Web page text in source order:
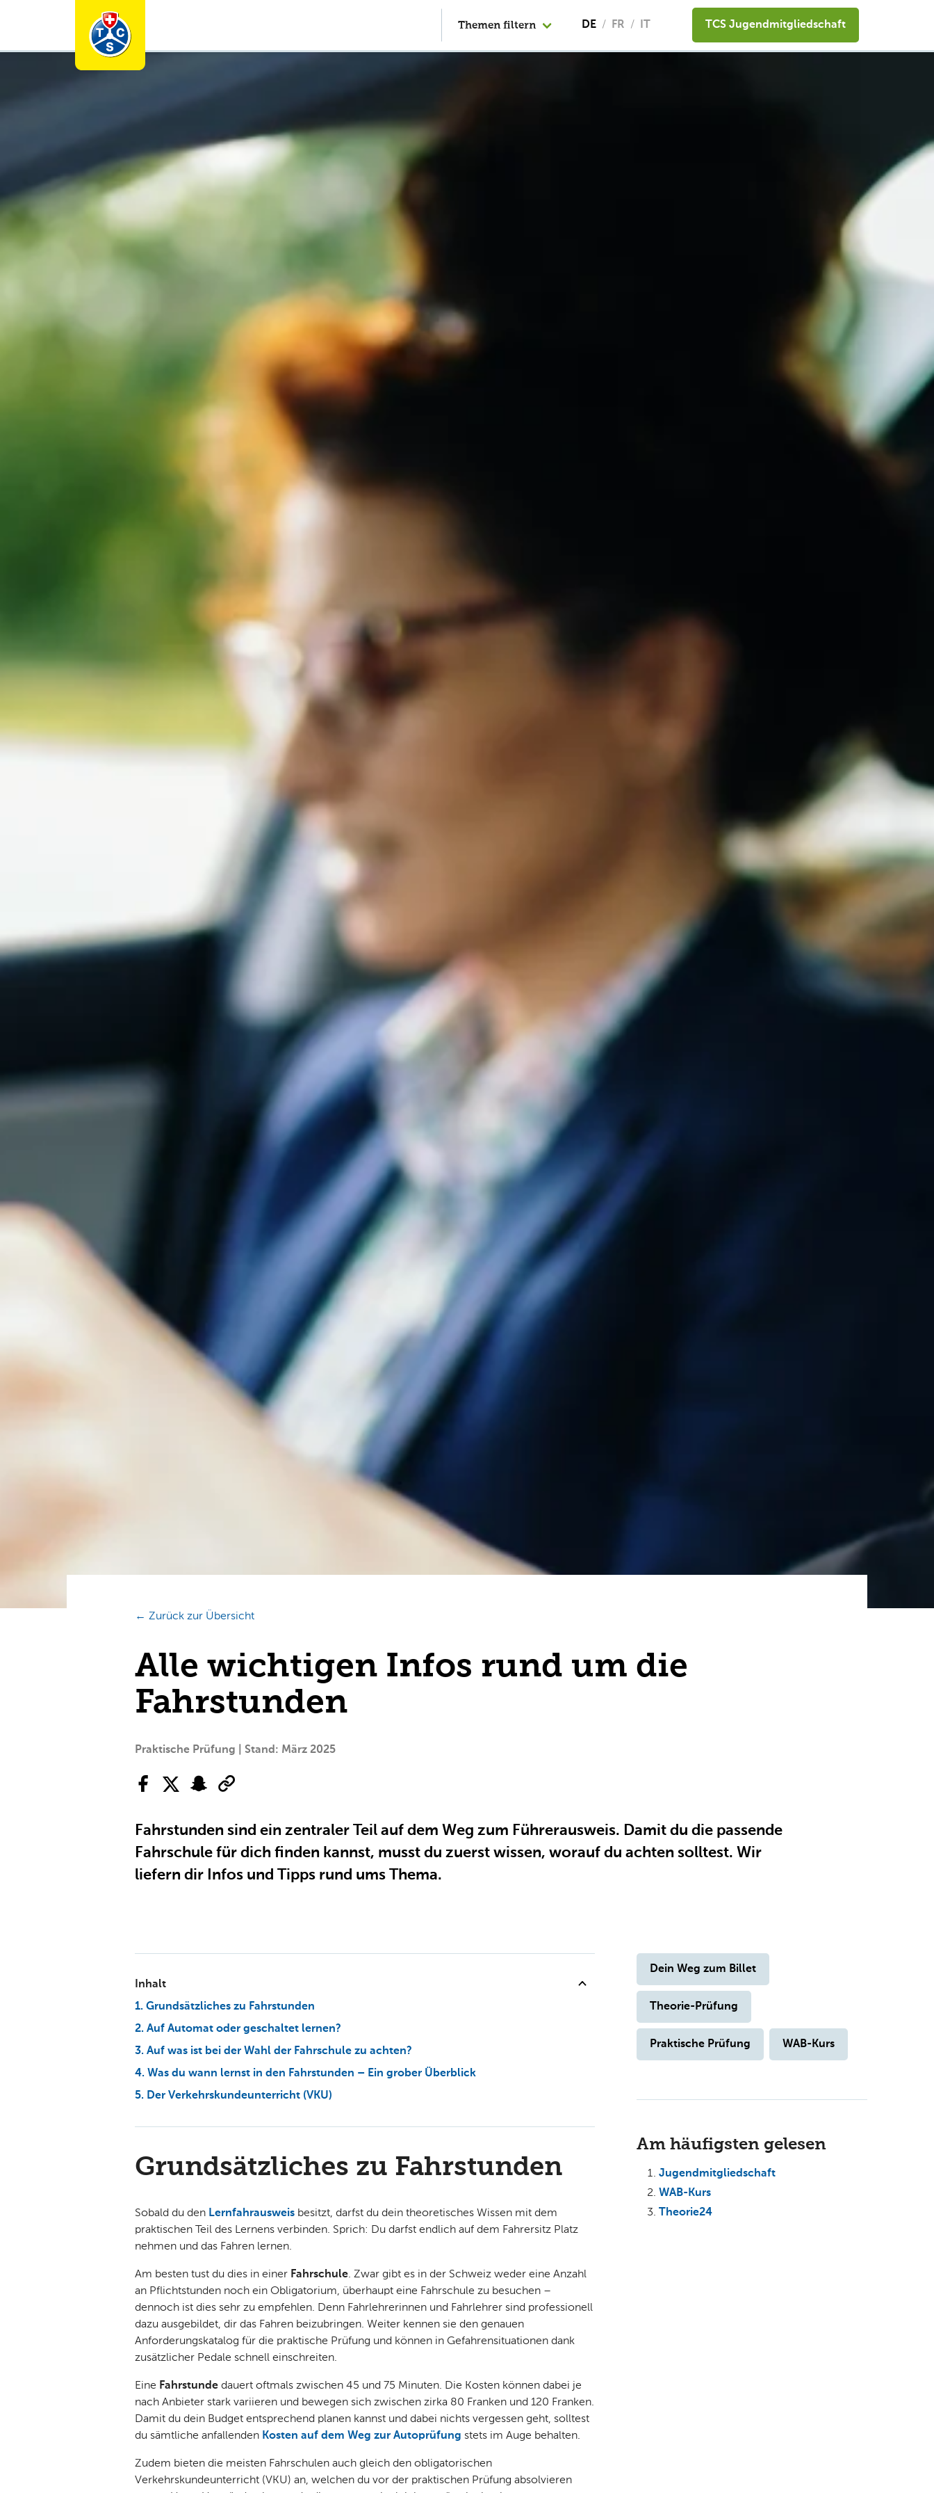
Themen filtern DE FR TCS Jugendmitgliedschaft
← Zurück zur Übersicht
Alle wichtigen Infos rund um die
Fahrstunden
Praktische Prüfung | Stand: März 2025
Fahrstunden sind ein zentraler Teil auf dem Weg zum Führerausweis. Damit du die passende
Fahrschule für dich finden kannst, musst du zuerst wissen, worauf du achten solltest. Wir
liefern dir Infos und Tipps rund ums Thema.
Inhalt
1. Grundsätzliches zu Fahrstunden
2. Auf Automat oder geschaltet lernen?
3. Auf was ist bei der Wahl der Fahrschule zu achten?
4. Was du wann lernst in den Fahrstunden – Ein grober Überblick
5. Der Verkehrskundeunterricht (VKU)
Grundsätzliches zu Fahrstunden
Sobald du den Lernfahrausweis besitzt, darfst du dein theoretisches Wissen mit dem
praktischen Teil des Lernens verbinden. Sprich: Du darfst endlich auf dem Fahrersitz Platz
nehmen und das Fahren lernen.
Am besten tust du dies in einer Fahrschule. Zwar gibt es in der Schweiz weder eine Anzahl
an Pflichtstunden noch ein Obligatorium, überhaupt eine Fahrschule zu besuchen –
dennoch ist dies sehr zu empfehlen. Denn Fahrlehrerinnen und Fahrlehrer sind professionell
dazu ausgebildet, dir das Fahren beizubringen. Weiter kennen sie den genauen
Anforderungskatalog für die praktische Prüfung und können in Gefahrensituationen dank
zusätzlicher Pedale schnell einschreiten.
Eine Fahrstunde dauert oftmals zwischen 45 und 75 Minuten. Die Kosten können dabei je
nach Anbieter stark variieren und bewegen sich zwischen zirka 80 Franken und 120 Franken.
Damit du dein Budget entsprechend planen kannst und dabei nichts vergessen geht, solltest
du sämtliche anfallenden Kosten auf dem Weg zur Autoprüfung stets im Auge behalten.
Zudem bieten die meisten Fahrschulen auch gleich den obligatorischen
Verkehrskundeunterricht (VKU) an, welchen du vor der praktischen Prüfung absolvieren
Dein Weg zum Billet
Theorie-Prüfung
Praktische Prüfung WAB-Kurs
Am häufigsten gelesen
Jugendmitgliedschaft
WAB-Kurs
Theorie24